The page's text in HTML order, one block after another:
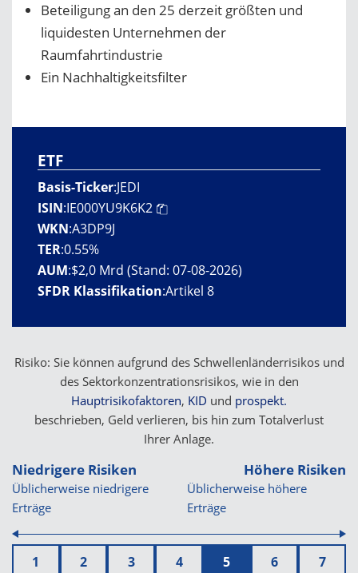
Beteiligung an den 25 derzeit größten und
liquidesten Unternehmen der
Raumfahrtindustrie
Ein Nachhaltigkeitsfilter
ETF
Basis-Ticker:JEDI
ISIN:IE000YU9K6K2
WKN:A3DP9J
TER:0.55%
AUM:$2,0 Mrd (Stand: 07-08-2026)
SFDR Klassifikation:Artikel 8
Niedrigere Risiken
Üblicherweise niedrigere
Erträge
Höhere Risiken
Üblicherweise höhere
Erträge
1 2 3 4 5 6 7
Risiko: Sie können aufgrund des Schwellenländerrisikos und
des Sektorkonzentrationsrisikos, wie in den
Hauptrisikofaktoren, KID und prospekt.
beschrieben, Geld verlieren, bis hin zum Totalverlust
Ihrer Anlage.